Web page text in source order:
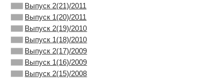
Выпуск 2(21)/2011
Выпуск 1(20)/2011
Выпуск 2(19)/2010
Выпуск 1(18)/2010
Выпуск 2(17)/2009
Выпуск 1(16)/2009
Выпуск 2(15)/2008